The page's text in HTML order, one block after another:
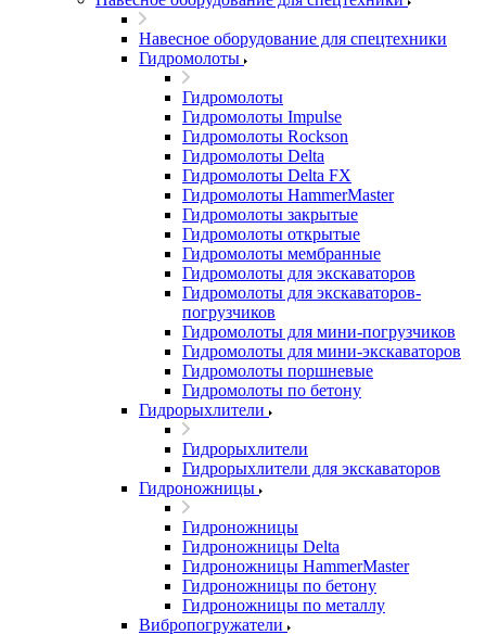
Навесное оборудование для спецтехники
Гидромолоты
Гидромолоты
Гидромолоты Impulse
Гидромолоты Rockson
Гидромолоты Delta
Гидромолоты Delta FX
Гидромолоты HammerMaster
Гидромолоты закрытые
Гидромолоты открытые
Гидромолоты мембранные
Гидромолоты для экскаваторов
Гидромолоты для экскаваторов-
погрузчиков
Гидромолоты для мини-погрузчиков
Гидромолоты для мини-экскаваторов
Гидромолоты поршневые
Гидромолоты по бетону
Гидрорыхлители
Гидрорыхлители
Гидрорыхлители для экскаваторов
Гидроножницы
Гидроножницы
Гидроножницы Delta
Гидроножницы HammerMaster
Гидроножницы по бетону
Гидроножницы по металлу
Вибропогружатели